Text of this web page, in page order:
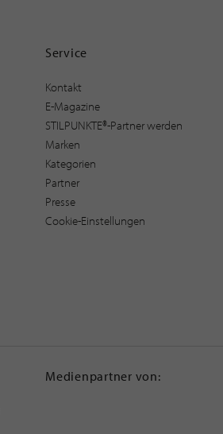
Service
Kontakt
E-Magazine
STILPUNKTE®-Partner werden
Marken
Kategorien
Partner
Presse
Cookie-Einstellungen
Medienpartner von: